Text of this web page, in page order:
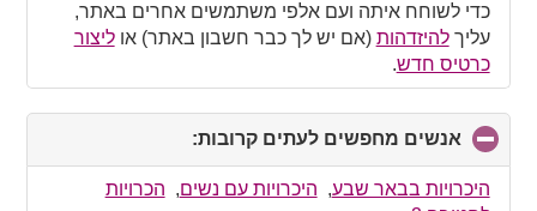
כדי לשוחח איתה ועם אלפי משתמשים אחרים באתר,
עליךלהיזדהות (אם יש לך כבר חשבון באתר) אוליצור
כרטיס חדש.
אנשים מחפשים לעתים קרובות:
to
collapse
היכרויות בבאר שבע, היכרויות עם נשים, הכרויות